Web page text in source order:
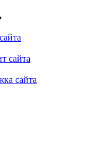
сайта
сайта